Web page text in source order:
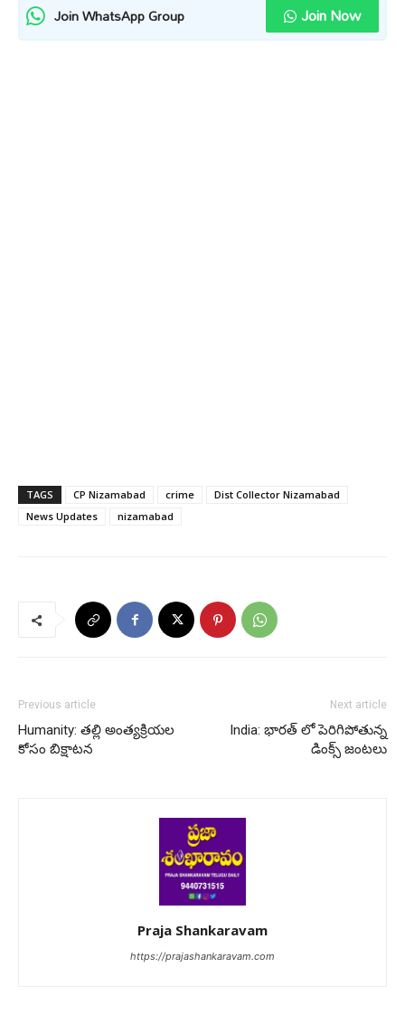
Join WhatsApp Group Join Now
TAGS CP Nizamabad crime
Dist Collector Nizamabad
News Updates
nizamabad
Previous article
Humanity: తల్లి అంత్యక్రియల
కోసం బిక్షాటన
Next article
India: భారత్ లో పెరిగిపోతున్న
డింక్స్ జంటలు
Praja Shankaravam
https://prajashankaravam.com